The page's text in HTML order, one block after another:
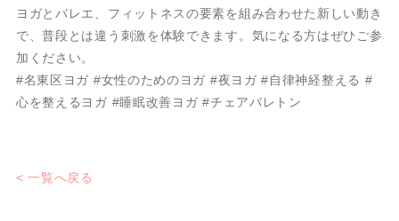
ヨガとバレエ、フィットネスの要素を組み合わせた新しい動き
で、普段とは違う刺激を体験できます。気になる方はぜひご参
加ください。
#名東区ヨガ #女性のためのヨガ #夜ヨガ #自律神経整える #
心を整えるヨガ #睡眠改善ヨガ #チェアバレトン
< 一覧へ戻る